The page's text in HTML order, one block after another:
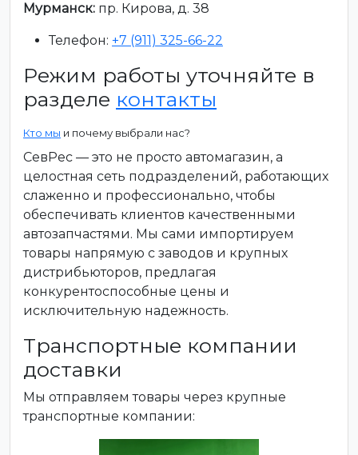
Мурманск: пр. Кирова, д. 38
Телефон: +7 (911) 325-66-22
Режим работы уточняйте в
разделе контакты
Кто мы и почему выбрали нас?
СевРес — это не просто автомагазин, а
целостная сеть подразделений, работающих
слаженно и профессионально, чтобы
обеспечивать клиентов качественными
автозапчастями. Мы сами импортируем
товары напрямую с заводов и крупных
дистрибьюторов, предлагая
конкурентоспособные цены и
исключительную надежность.
Транспортные компании
доставки
Мы отправляем товары через крупные
транспортные компании: